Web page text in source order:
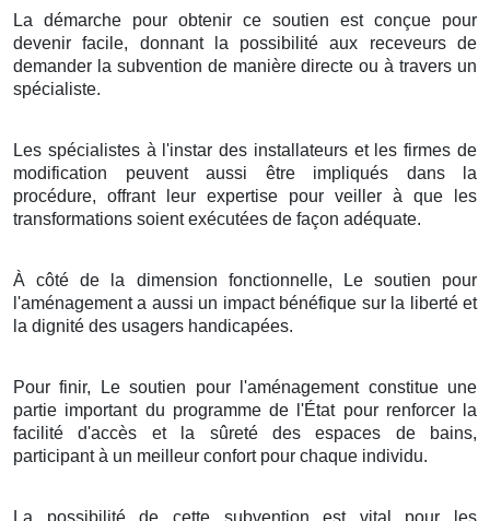
La démarche pour obtenir ce soutien est conçue pour
devenir facile, donnant la possibilité aux receveurs de
demander la subvention de manière directe ou à travers un
spécialiste.
Les spécialistes à l'instar des installateurs et les firmes de
modification peuvent aussi être impliqués dans la
procédure, offrant leur expertise pour veiller à que les
transformations soient exécutées de façon adéquate.
À côté de la dimension fonctionnelle, Le soutien pour
l'aménagement a aussi un impact bénéfique sur la liberté et
la dignité des usagers handicapées.
Pour finir, Le soutien pour l'aménagement constitue une
partie important du programme de l'État pour renforcer la
facilité d'accès et la sûreté des espaces de bains,
participant à un meilleur confort pour chaque individu.
La possibilité de cette subvention est vital pour les